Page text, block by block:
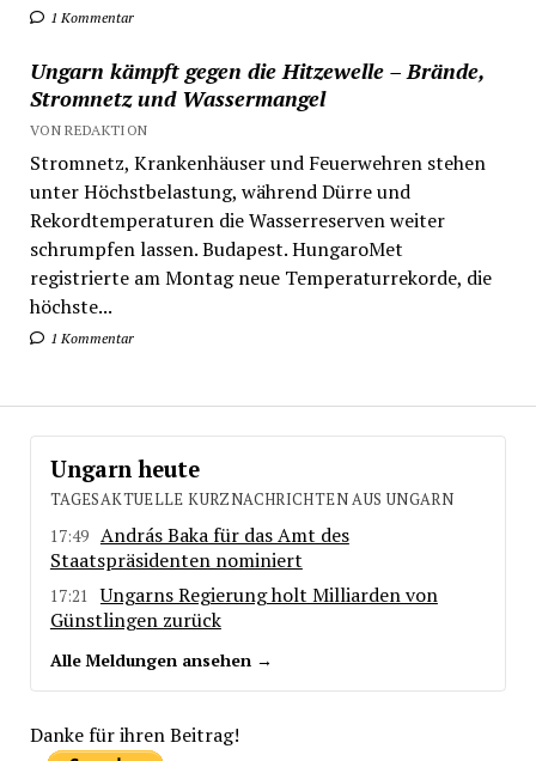
1 Kommentar
Ungarn kämpft gegen die Hitzewelle – Brände,
Stromnetz und Wassermangel
VON REDAKTION
Stromnetz, Krankenhäuser und Feuerwehren stehen
unter Höchstbelastung, während Dürre und
Rekordtemperaturen die Wasserreserven weiter
schrumpfen lassen. Budapest. HungaroMet
registrierte am Montag neue Temperaturrekorde, die
höchste...
1 Kommentar
Ungarn heute
TAGESAKTUELLE KURZNACHRICHTEN AUS UNGARN
17:49 András Baka für das Amt des
Staatspräsidenten nominiert
17:21
Ungarns Regierung holt Milliarden von
Günstlingen zurück
Alle Meldungen ansehen →
Danke für ihren Beitrag!